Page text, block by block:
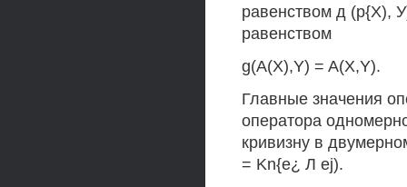
равенством д (р{Х),
равенством
g(A(X),Y) = A(X,Y).
Главные значения
оператора
кривизну в
= Kn{e¿ Л ej).